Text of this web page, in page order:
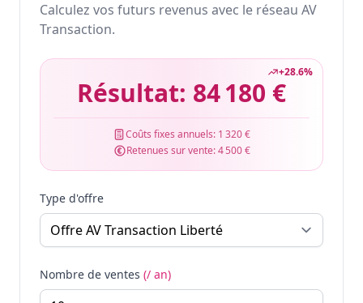
Calculez vos futurs revenus avec le réseau AV
Transaction.
+28.6%
Résultat: 84 180 €
Coûts fixes annuels: 1 320 €
Retenues sur vente:4 500 €
Type d'offre
Nombre de ventes (/ an)